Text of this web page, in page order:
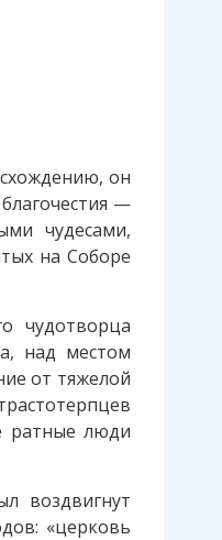
он
—
чудесами,
на Соборе
чудотворца
над местом
от тяжелой
ратные люди
воздвигнут
«церковь